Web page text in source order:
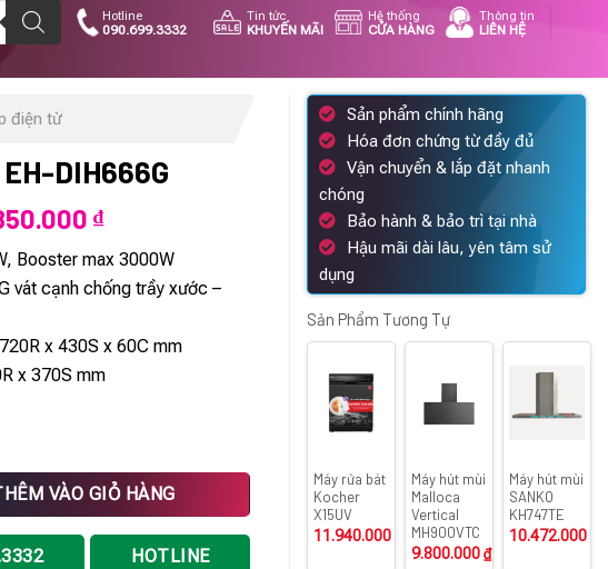
Hotline
090.699.3332
Tin tức
KHUYẾN MÃI
Hệ thống
CỬA HÀNG
Thông tin
LIÊN HỆ
điện từ
EH-DIH666G
₫.
₫Giá
hiện
tại
là:
Booster max 3000W
vát cạnh chống trầy xước –
720R x 430S x 60C mm
x 370S mm
lượngVÀO GIỎ HÀNG
HOTLINE
Sản phẩm chính hãng
Hóa đơn chứng từ đầy đủ
Vận chuyển & lắp đặt nhanh
chóng
Bảo hành & bảo trì tại nhà
Hậu mãi dài lâu, yên tâm sử
dụng
Sản Phẩm Tương Tự
Máy rửa bát
Kocher
X15UV
11.940.000
Máy hút mùi
Malloca
Vertical
MH900VTC
9.800.000₫
Máy hút mùi
SANKO
KH747TE
10.472.000